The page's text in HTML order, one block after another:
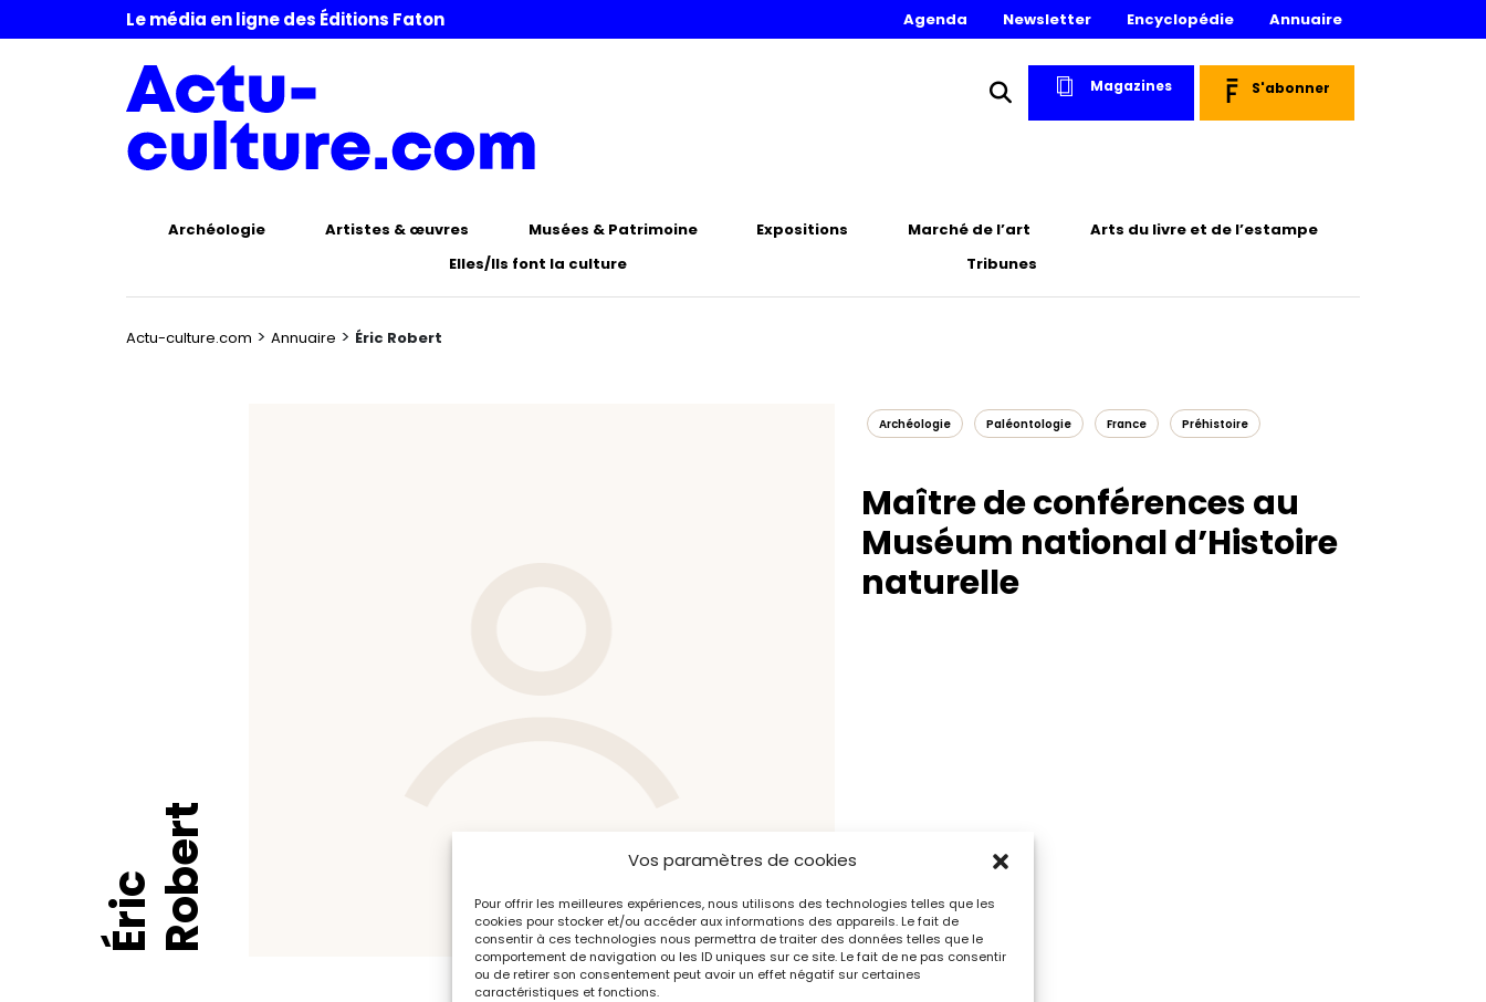
Vos paramètres de cookies
Pour offrir les meilleures expériences, nous utilisons des technologies telles que les
cookies pour stocker et/ou accéder aux informations des appareils. Le fait de
consentir à ces technologies nous permettra de traiter des données telles que le
comportement de navigation ou les ID uniques sur ce site. Le fait de ne pas consentir
ou de retirer son consentement peut avoir un effet négatif sur certaines
caractéristiques et fonctions.
Le média en ligne des Éditions Faton Agenda Newsletter Encyclopédie Annuaire
Magazines S'abonner
Archéologie Artistes & œuvres Musées & Patrimoine Expositions Marché de l’art
Arts du livre et de l’estampe
Elles/Ils font la culture
Tribunes
Actu-culture.com > Annuaire > Éric Robert
Éric Robert
Archéologie Paléontologie France Préhistoire
Maître de conférences au
Muséum national d’Histoire
naturelle